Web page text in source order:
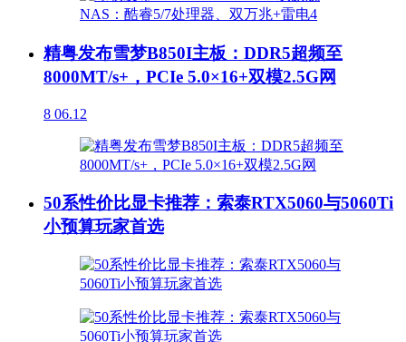
精粤发布雪梦B850I主板：DDR5超频至
8000MT/s+，PCIe 5.0×16+双模2.5G网
8 06.12
50系性价比显卡推荐：索泰RTX5060与5060Ti
小预算玩家首选